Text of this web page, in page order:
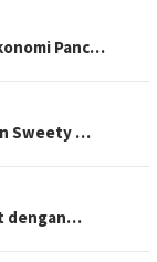
Panc…
Sweety …
dengan…